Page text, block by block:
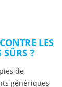
LES
SÛRS ?
de
génériques